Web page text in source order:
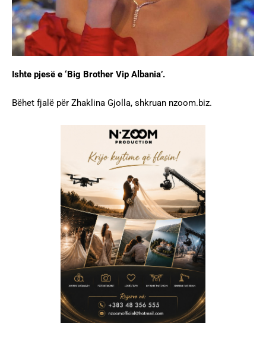
Ishte pjesë e ‘Big Brother Vip Albania’.
Bëhet fjalë për Zhaklina Gjolla, shkruan nzoom.biz.